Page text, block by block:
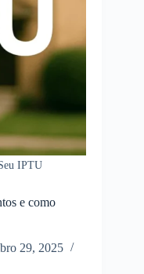
IPTU
e como
29, 2025